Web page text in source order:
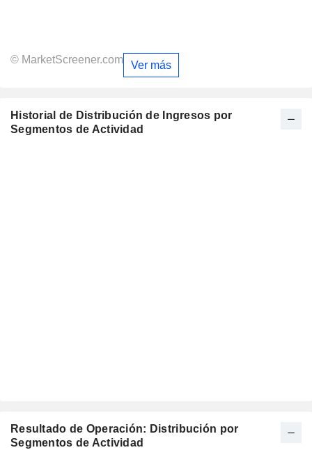
© MarketScreener.com Ver más
Historial de Distribución de Ingresos por
Segmentos de Actividad
Resultado de Operación: Distribución por
Segmentos de Actividad